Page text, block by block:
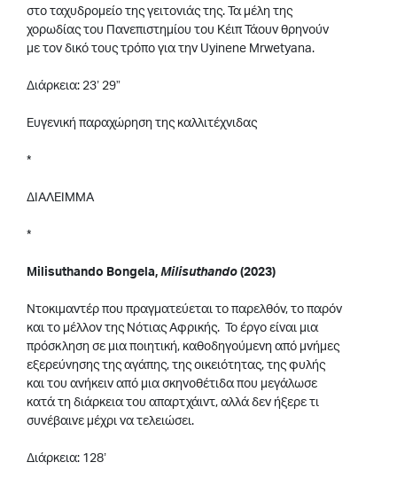
στο ταχυδρομείο της γειτονιάς της. Τα μέλη της
χορωδίας του Πανεπιστημίου του Κέιπ Τάουν θρηνούν
με τον δικό τους τρόπο για την Uyinene Mrwetyana.
Διάρκεια: 23’ 29”
Ευγενική παραχώρηση της καλλιτέχνιδας
*
ΔΙΑΛΕΙΜΜΑ
*
Milisuthando Bongela, Milisuthando(2023)
Ντοκιμαντέρ που πραγματεύεται το παρελθόν, το παρόν
και το μέλλον της Νότιας Αφρικής. Το έργο είναι μια
πρόσκληση σε μια ποιητική, καθοδηγούμενη από μνήμες
εξερεύνησης της αγάπης, της οικειότητας, της φυλής
και του ανήκειν από μια σκηνοθέτιδα που μεγάλωσε
κατά τη διάρκεια του απαρτχάιντ, αλλά δεν ήξερε τι
συνέβαινε μέχρι να τελειώσει.
Διάρκεια: 128’